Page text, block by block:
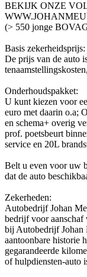
BEKIJK ONZE
(> 550 jonge
Basis zekerheidsprijs:
De prijs van de auto
Onderhoudspakket:
U kunt kiezen voor
euro met daarin o.a;
en schema+ overig
prof. poetsbeurt
service en 20L
Belt u even voor uw
dat de auto
Zekerheden:
Autobedrijf Johan
bedrijf voor aanschaf
bij Autobedrijf Johan
aantoonbare historie
gegarandeerde
of hulpdiensten-auto